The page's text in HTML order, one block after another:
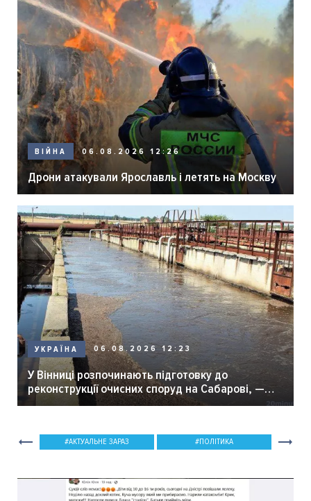
ВІЙНА 06.08.2026 12:26
Дрони атакували Ярославль і летять на Москву
УКРАЇНА 06.08.2026 12:23
У Вінниці розпочинають підготовку до
реконструкції очисних споруд на Сабарові, —
мер Вінниці.
АКТУАЛЬНЕ ЗАРАЗ ПОЛІТИКА